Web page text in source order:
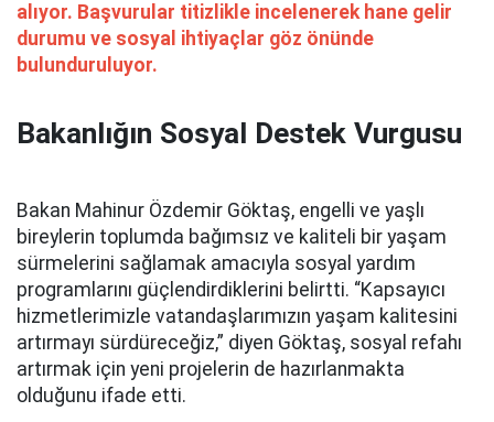
alıyor. Başvurular titizlikle incelenerek hane gelir
durumu ve sosyal ihtiyaçlar göz önünde
bulunduruluyor.
Bakanlığın Sosyal Destek Vurgusu
Bakan Mahinur Özdemir Göktaş, engelli ve yaşlı
bireylerin toplumda bağımsız ve kaliteli bir yaşam
sürmelerini sağlamak amacıyla sosyal yardım
programlarını güçlendirdiklerini belirtti. “Kapsayıcı
hizmetlerimizle vatandaşlarımızın yaşam kalitesini
artırmayı sürdüreceğiz,” diyen Göktaş, sosyal refahı
artırmak için yeni projelerin de hazırlanmakta
olduğunu ifade etti.